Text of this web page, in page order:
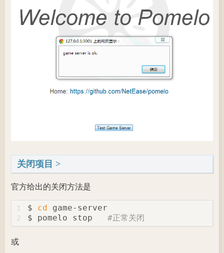
关闭项目
官方给出的关闭方法是
1
2
$ cd
game-server
#正常关闭
或